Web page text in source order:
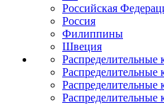
Российская
Россия
Филиппины
Швеция
Распределительные
Распределительные
Распределительные
Распределительные